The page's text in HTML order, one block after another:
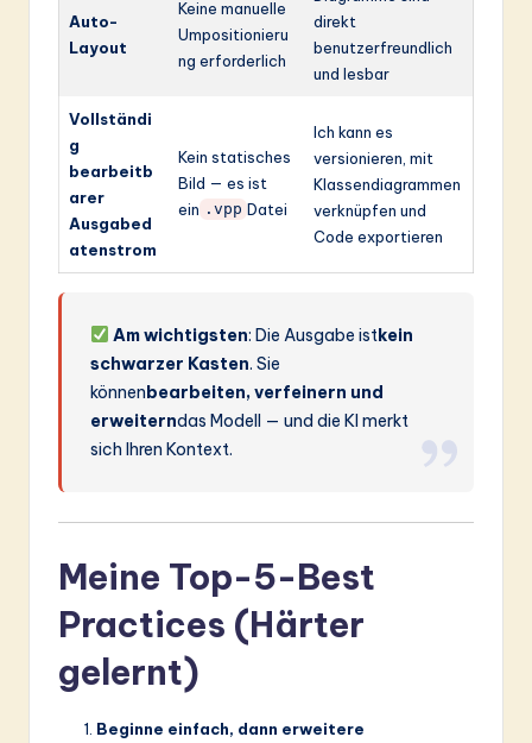
Auto-
Layout
Keine manuelle
Umpositionieru
ng erforderlich
direkt
benutzerfreundlich
und lesbar
Vollständi
g
bearbeitb
arer
Ausgabed
atenstrom
Kein statisches
Bild — es ist
ein .vpp Datei
Ich kann es
versionieren, mit
Klassendiagrammen
verknüpfen und
Code exportieren
Am wichtigsten: Die Ausgabe istkein
schwarzer Kasten. Sie
könnenbearbeiten, verfeinern und
erweiterndas Modell — und die KI merkt
sich Ihren Kontext.
Meine Top-5-Best
Practices (Härter
gelernt)
Beginne einfach, dann erweitere